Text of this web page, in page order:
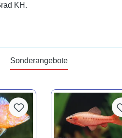
KH.
Sonderangebote